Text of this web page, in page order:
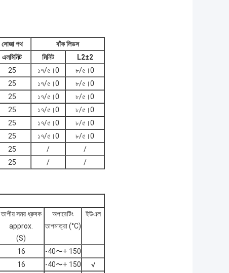
সোজা পথ
বাঁক লিডস
এলমিনিট মিনিট
L2±2
25 ১৭/৫।0
৮/৫।0
25 ১৭/৫।0
৮/৫।0
25 ১৭/৫।0
৮/৫।0
25 ১৭/৫।0
৮/৫।0
25 ১৭/৫।0
৮/৫।0
25 ১৭/৫।0
৮/৫।0
25 /
/
25 / /
তাপীয় সময় ধ্রুবক
approx.
(S)
অপারেটিং
তাপমাত্রা (°C)
ইউএল
16
-40〜+ 150
16 -40〜+ 150
√